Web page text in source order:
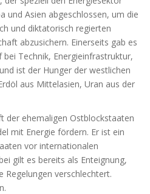
und Asien abgeschlossen, um die
und diktatorisch regierten
abzusichern. Einerseits gab es
Technik, Energieinfrastruktur,
ist der Hunger der westlichen
aus Mittelasien, Uran aus der
der ehemaligen Ostblockstaaten
mit Energie fördern. Er ist ein
vor internationalen
gilt es bereits als Enteignung,
Regelungen verschlechtert.